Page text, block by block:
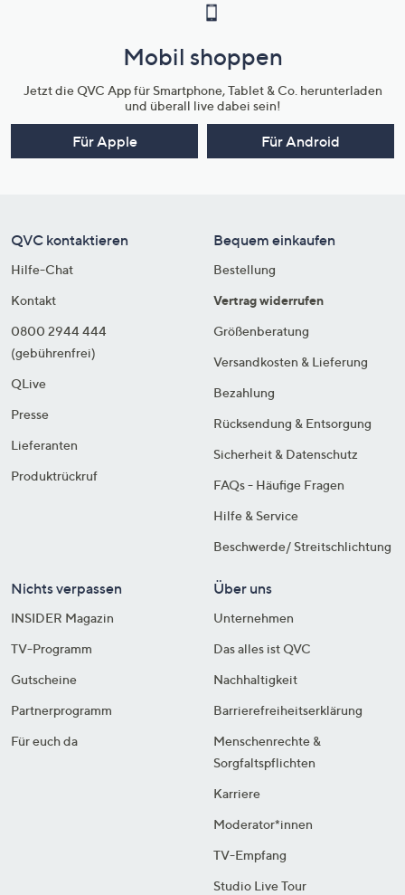
Mobil shoppen
Jetzt die QVC App für Smartphone, Tablet & Co. herunterladen
und überall live dabei sein!
Für Apple Für Android
QVC kontaktieren
Hilfe-Chat
Kontakt
0800 2944 444
(gebührenfrei)
QLive
Presse
Lieferanten
Produktrückruf
Bequem einkaufen
Bestellung
Vertrag widerrufen
Größenberatung
Versandkosten & Lieferung
Bezahlung
Rücksendung & Entsorgung
Sicherheit & Datenschutz
FAQs - Häufige Fragen
Hilfe & Service
Beschwerde/ Streitschlichtung
Nichts verpassen
INSIDER Magazin
TV-Programm
Gutscheine
Partnerprogramm
Für euch da
Über uns
Unternehmen
Das alles ist QVC
Nachhaltigkeit
Barrierefreiheitserklärung
Menschenrechte &
Sorgfaltspflichten
Karriere
Moderator*innen
TV-Empfang
Studio Live Tour